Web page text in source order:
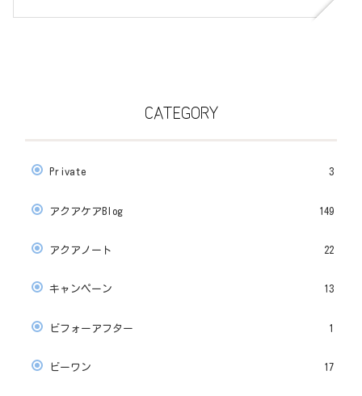
CATEGORY
Private 3
アクアケアBlog 149
アクアノート 22
キャンペーン 13
ビフォーアフター 1
ビーワン 17